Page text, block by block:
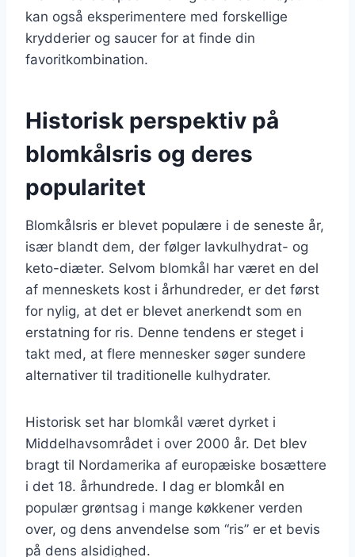
kan også eksperimentere med forskellige
krydderier og saucer for at finde din
favoritkombination.
Historisk perspektiv på
blomkålsris og deres
popularitet
Blomkålsris er blevet populære i de seneste år,
især blandt dem, der følger lavkulhydrat- og
keto-diæter. Selvom blomkål har været en del
af menneskets kost i århundreder, er det først
for nylig, at det er blevet anerkendt som en
erstatning for ris. Denne tendens er steget i
takt med, at flere mennesker søger sundere
alternativer til traditionelle kulhydrater.
Historisk set har blomkål været dyrket i
Middelhavsområdet i over 2000 år. Det blev
bragt til Nordamerika af europæiske bosættere
i det 18. århundrede. I dag er blomkål en
populær grøntsag i mange køkkener verden
over, og dens anvendelse som “ris” er et bevis
på dens alsidighed.